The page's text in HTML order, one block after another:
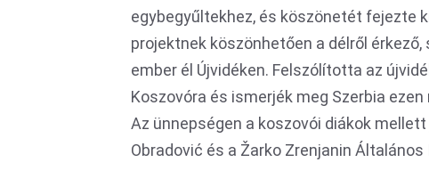
egybegyűltekhez, és köszönetét fejezte
projektnek köszönhetően a délről
ember él Újvidéken. Felszólította az
Koszovóra és ismerjék meg Szerbia
Az ünnepségen a koszovói diákok
Obradović és a Žarko Zrenjanin